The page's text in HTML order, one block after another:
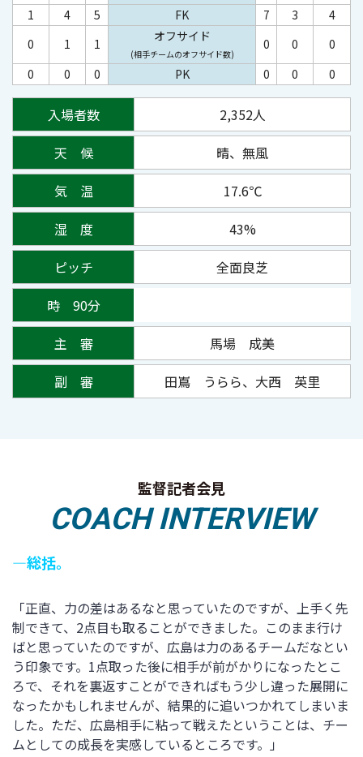
1
4 5 FK 7 3
4
0
1 1 オフサイド
(相手チームのオフサイド数)
0 0
0
0
0 0 PK 0 0 0
入場者数
2,352人
天 候
晴、無風
気 温
17.6℃
湿 度
43%
ピッチ
全面良芝
時 90分
主 審
馬場 成美
副 審
田嶌 うらら、大西 英里
監督記者会見
COACH INTERVIEW
―総括。
「正直、力の差はあるなと思っていたのですが、上手く先
制できて、2点目も取ることができました。このまま行け
ばと思っていたのですが、広島は力のあるチームだなとい
う印象です。1点取った後に相手が前がかりになったとこ
ろで、それを裏返すことができればもう少し違った展開に
なったかもしれませんが、結果的に追いつかれてしまいま
した。ただ、広島相手に粘って戦えたということは、チー
ムとしての成長を実感しているところです。」